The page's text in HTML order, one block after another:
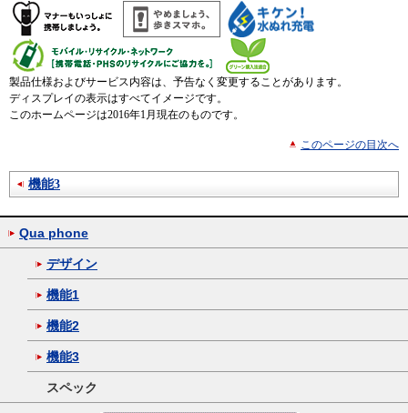
製品仕様およびサービス内容は、予告なく変更することがあります。
ディスプレイの表示はすべてイメージです。
このホームページは2016年1月現在のものです。
このページの目次へ
機能3
Qua phone
デザイン
機能1
機能2
機能3
スペック